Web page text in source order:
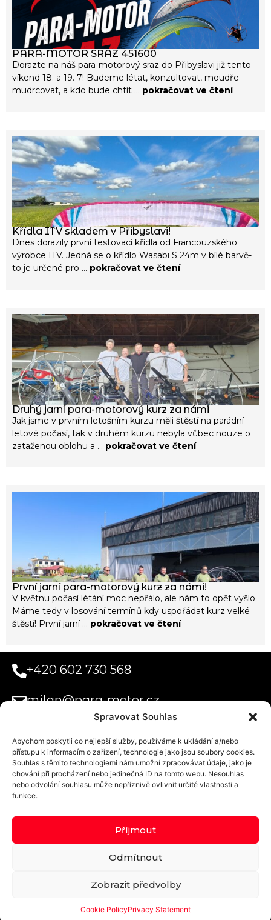
Spravovat Souhlas
Abychom poskytli co nejlepší služby, používáme k ukládání a/nebo
přístupu k informacím o zařízení, technologie jako jsou soubory cookies.
Souhlas s těmito technologiemi nám umožní zpracovávat údaje, jako je
chování při procházení nebo jedinečná ID na tomto webu. Nesouhlas
nebo odvolání souhlasu může nepříznivě ovlivnit určité vlastnosti a
funkce.
Příjmout
Odmítnout
Zobrazit předvolby
Cookie PolicyPrivacy Statement
PARA-MOTOR SRAZ 451600
Dorazte na náš para-motorový sraz do Přibyslavi již tento
víkend 18. a 19. 7! Budeme létat, konzultovat, moudře
mudrcovat, a kdo bude chtít ... pokračovat ve čtení
Křídla ITV skladem v Přibyslavi!
Dnes dorazily první testovací křídla od Francouzského
výrobce ITV. Jedná se o křídlo Wasabi S 24m v bílé barvě-
to je určené pro ... pokračovat ve čtení
Druhý jarní para-motorový kurz za námi
Jak jsme v prvním letošním kurzu měli štěstí na parádní
letové počasí, tak v druhém kurzu nebyla vůbec nouze o
zataženou oblohu a ... pokračovat ve čtení
První jarní para-motorový kurz za námi!
V květnu počasí létání moc nepřálo, ale nám to opět vyšlo.
Máme tedy v losování termínů kdy uspořádat kurz velké
štěstí! První jarní ... pokračovat ve čtení
+420 602 730 568
milan@para-motor.cz
Paramotor
Systems s.r.o.
Kurzova
2222/16
Domovské
© 2024 - PARA-MOTOR.cz